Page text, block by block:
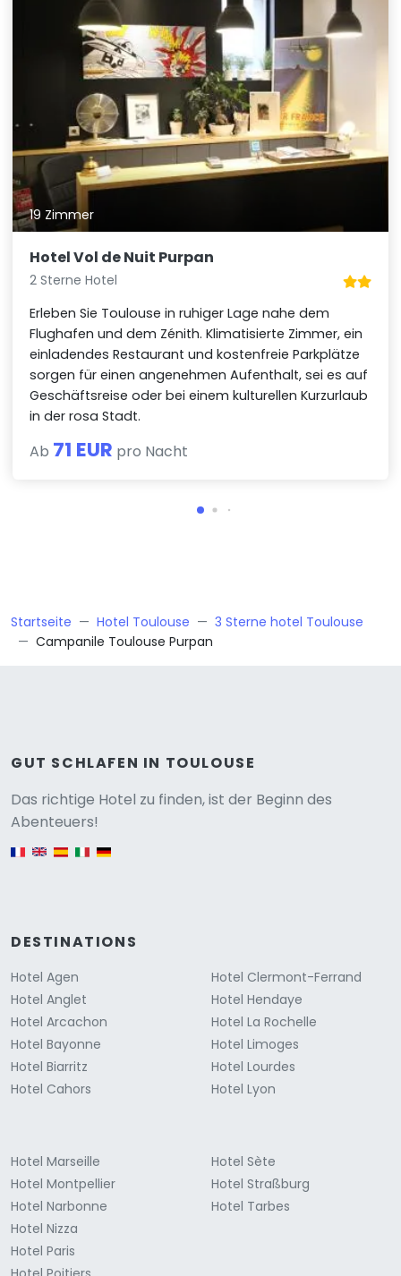
19 Zimmer
Hotel Vol de Nuit Purpan
2 Sterne Hotel
Erleben Sie Toulouse in ruhiger Lage nahe dem
Flughafen und dem Zénith. Klimatisierte Zimmer, ein
einladendes Restaurant und kostenfreie Parkplätze
sorgen für einen angenehmen Aufenthalt, sei es auf
Geschäftsreise oder bei einem kulturellen Kurzurlaub
in der rosa Stadt.
Ab 71 EUR pro Nacht
Startseite Hotel Toulouse
3 Sterne hotel Toulouse
Campanile Toulouse Purpan
GUT SCHLAFEN IN TOULOUSE
Das richtige Hotel zu finden, ist der Beginn des
Abenteuers!
English version
DESTINATIONS
Hotel Agen
Hotel Anglet
Hotel Arcachon
Hotel Bayonne
Hotel Biarritz
Hotel Cahors
Hotel Clermont-Ferrand
Hotel Hendaye
Hotel La Rochelle
Hotel Limoges
Hotel Lourdes
Hotel Lyon
Hotel Marseille
Hotel Montpellier
Hotel Narbonne
Hotel Nizza
Hotel Paris
Hotel Sète
Hotel Straßburg
Hotel Tarbes